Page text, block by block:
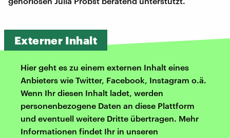
Externer Inhalt
Hier geht es zu einem externen Inhalt eines
Anbieters wie Twitter, Facebook, Instagram o.ä.
Wenn Ihr diesen Inhalt ladet, werden
personenbezogene Daten an diese Plattform
und eventuell weitere Dritte übertragen. Mehr
Informationen findet Ihr in unseren